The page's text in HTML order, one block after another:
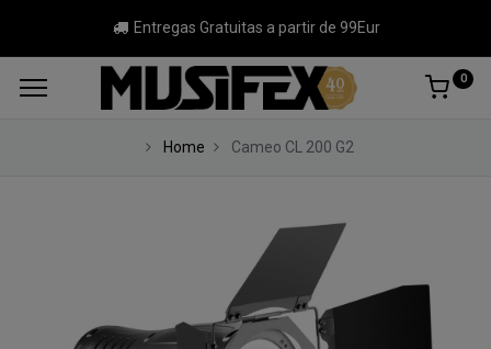
Entregas Gratuitas a partir de 99Eur
0
Home Cameo CL 200 G2